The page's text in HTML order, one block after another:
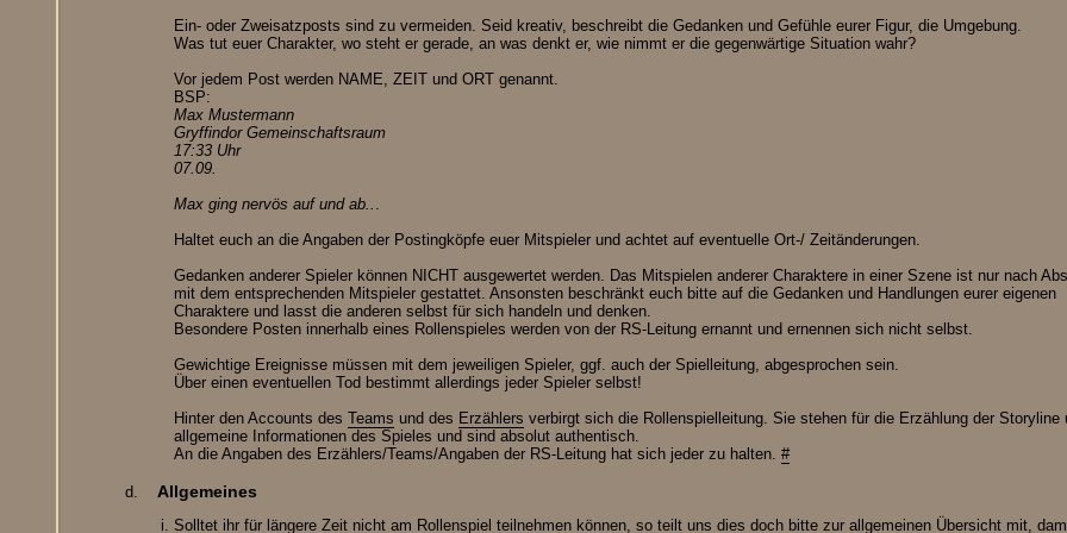
Ein- oder Zweisatzposts sind zu vermeiden. Seid kreativ, beschreibt die Gedanken und Gefühle eurer Figur, die Umgebung.
Was tut euer Charakter, wo steht er gerade, an was denkt er, wie nimmt er die gegenwärtige Situation wahr?
Vor jedem Post werden NAME, ZEIT und ORT genannt.
BSP:
Max Mustermann
Gryffindor Gemeinschaftsraum
17:33 Uhr
07.09.
Max ging nervös auf und ab.. .
Haltet euch an die Angaben der Postingköpfe euer Mitspieler und achtet auf eventuelle Ort-/ Zeitänderungen.
Gedanken anderer Spieler können NICHT ausgewertet werden. Das Mitspielen anderer Charaktere in einer Szene ist nur nach
mit dem entsprechenden Mitspieler gestattet. Ansonsten beschränkt euch bitte auf die Gedanken und Handlungen eurer eigenen
Charaktere und lasst die anderen selbst für sich handeln und denken.
Besondere Posten innerhalb eines Rollenspieles werden von der RS-Leitung ernannt und ernennen sich nicht selbst.
Gewichtige Ereignisse müssen mit dem jeweiligen Spieler, ggf. auch der Spielleitung, abgesprochen sein.
Über einen eventuellen Tod bestimmt allerdings jeder Spieler selbst!
Hinter den Accounts desTeams und des Erzählers verbirgt sich die Rollenspielleitung. Sie stehen für die Erzählung der Storyline
allgemeine Informationen des Spieles und sind absolut authentisch.
An die Angaben des Erzählers/Teams/Angaben der RS-Leitung hat sich jeder zu halten.#
Allgemeines
Solltet ihr für längere Zeit nicht am Rollenspiel teilnehmen können, so teilt uns dies doch bitte zur allgemeinen Übersicht mit,